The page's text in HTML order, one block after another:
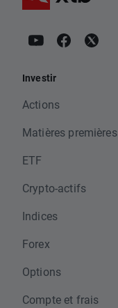
Investir
Actions
Matières premières
ETF
Crypto-actifs
Indices
Forex
Options
Compte et frais